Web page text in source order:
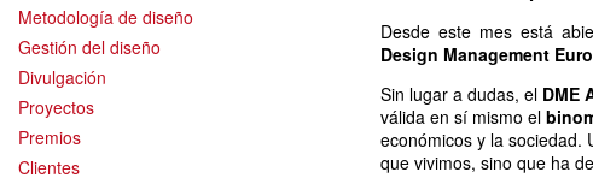
Metodología de diseño
Gestión del diseño
Divulgación
Proyectos
Premios
Clientes
Desde este mes está
Design Management
Sin lugar a dudas, el DME
válida en sí mismo el
económicos y la sociedad.
que vivimos, sino que ha